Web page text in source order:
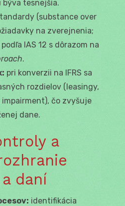
tesnejšia.
(substance over
na zverejnenia;
IAS 12 s dôrazom na
.
pri konverzii na IFRS sa
rozdielov (leasingy,
čo zvyšuje
dane.
a
daní
identifikácia